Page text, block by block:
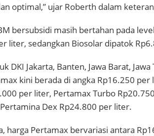
optimal,” ujar Roberth dalam
bersubsidi masih bertahan pada
liter, sedangkan Biosolar dipatok
DKI Jakarta, Banten, Jawa Barat,
kini berada di angka Rp16.250
per liter, Pertamax Turbo
Dex Rp24.800 per liter.
harga Pertamax bervariasi antara